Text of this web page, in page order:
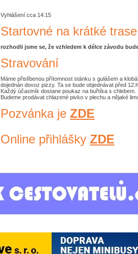
Vyhlášení cca 14:15
Startovné na krátké trase
rozhodli jsme se, že vzhledem k délce závodu
Stravování
Máme přislíbenou přítomnost stánku s gulášem a
dojednán dovoz pizzy. Ta se bude objednávat před
Každý účastník dostane poukaz na buřtíka s chlebem.
Budeme prodávat chlazené pivko v plechu a nějaké
Pozvánka je ZDE
Online přihlášky ZDE